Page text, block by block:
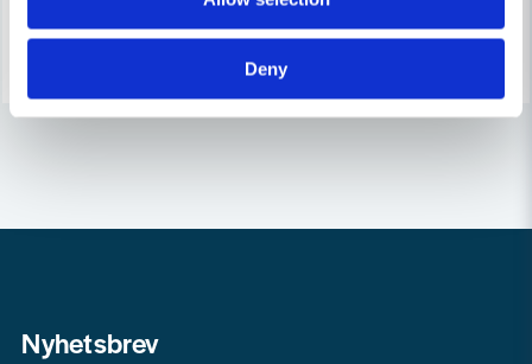
Deny
Finns i Webblager
Nyhetsbrev